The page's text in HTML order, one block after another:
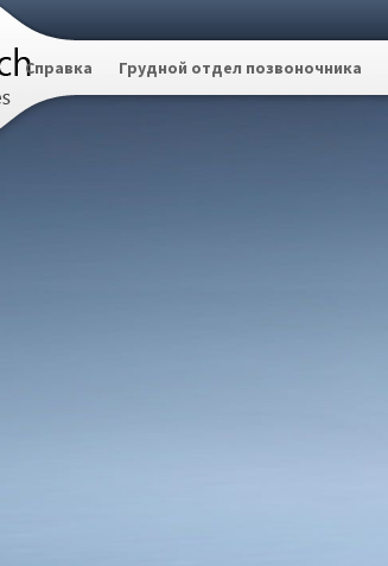
Справка Грудной отдел позвоночника